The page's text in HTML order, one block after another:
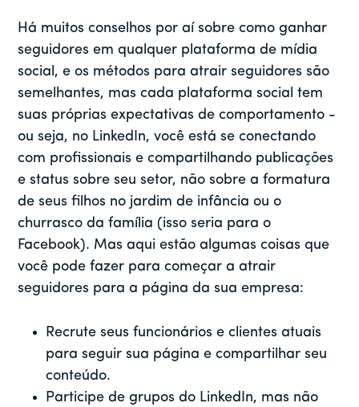
Há muitos conselhos por aí sobre como ganhar
seguidores em qualquer plataforma de mídia
social, e os métodos para atrair seguidores são
semelhantes, mas cada plataforma social tem
suas próprias expectativas de comportamento -
ou seja, no LinkedIn, você está se conectando
com profissionais e compartilhando publicações
e status sobre seu setor, não sobre a formatura
de seus filhos no jardim de infância ou o
churrasco da família (isso seria para o
Facebook). Mas aqui estão algumas coisas que
você pode fazer para começar a atrair
seguidores para a página da sua empresa:
Recrute seus funcionários e clientes atuais
para seguir sua página e compartilhar seu
conteúdo.
Participe de grupos do LinkedIn, mas não